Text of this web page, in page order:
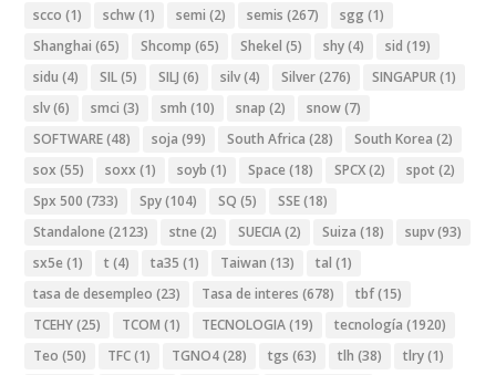
scco (1) schw(1) semi (2) semis (267) sgg (1)
Shanghai (65) Shcomp (65) Shekel (5) shy(4) sid (19)
sidu (4) SIL(5) SILJ (6) silv(4) Silver(276) SINGAPUR(1)
slv(6) smci (3) smh (10) snap (2) snow(7)
SOFTWARE(48) soja (99) South Africa (28) South Korea (2)
sox (55) soxx (1) soyb (1) Space (18) SPCX(2) spot (2)
Spx 500 (733) Spy(104) SQ (5) SSE(18)
Standalone (2123) stne (2) SUECIA(2) Suiza (18) supv(93)
sx5e (1) t (4) ta35 (1) Taiwan (13) tal (1)
tasa de desempleo (23) Tasa de interes (678) tbf(15)
TCEHY(25) TCOM (1) TECNOLOGIA(19) tecnología (1920)
Teo (50) TFC(1) TGNO4(28) tgs (63) tlh (38) tlry(1)